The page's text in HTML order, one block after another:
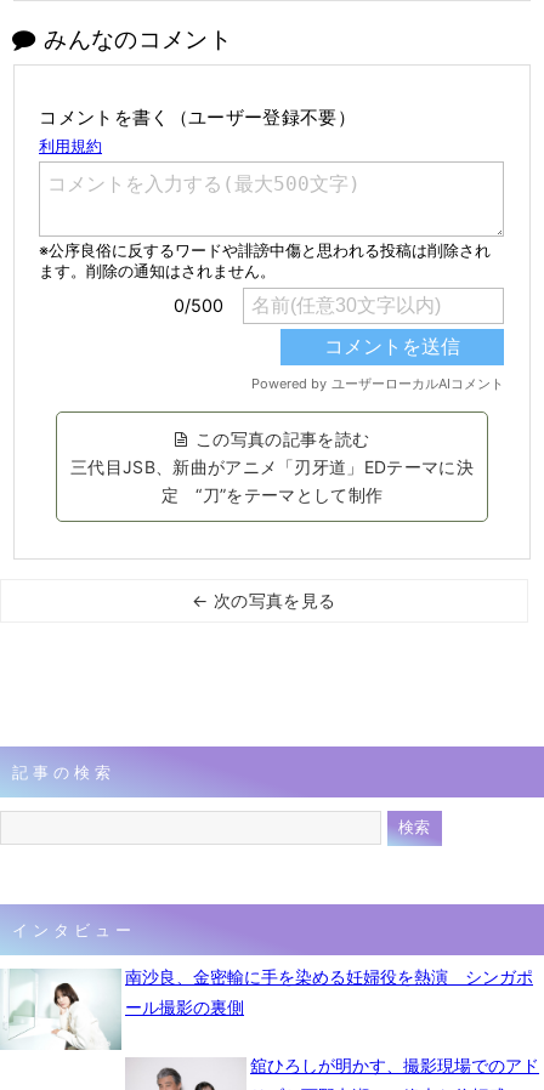
みんなのコメント
コメントを書く（ユーザー登録不要）
この写真の記事を読む
三代目JSB、新曲がアニメ「刃牙道」EDテーマに決
定 “刀”をテーマとして制作
← 次の写真を見る
記事の検索
インタビュー
南沙良、金密輸に手を染める妊婦役を熱演 シンガポ
ール撮影の裏側
舘ひろしが明かす、撮影現場でのアド